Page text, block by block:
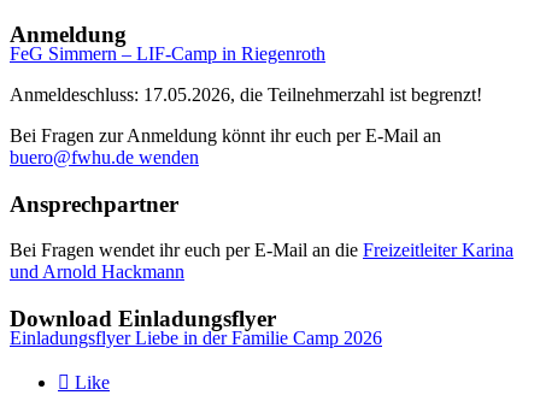
Anmeldung
FeG Simmern – LIF-Camp in Riegenroth
Anmeldeschluss: 17.05.2026, die Teilnehmerzahl ist begrenzt!
Bei Fragen zur Anmeldung könnt ihr euch per E-Mail an
buero@fwhu.de wenden
Ansprechpartner
Bei Fragen wendet ihr euch per E-Mail an die Freizeitleiter Karina
und Arnold Hackmann
Download Einladungsflyer
Einladungsflyer Liebe in der Familie Camp 2026
 Like